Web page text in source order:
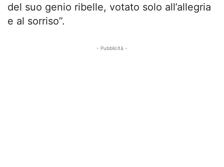
del suo genio ribelle, votato solo all’allegria
e al sorriso”.
- Pubblicità -